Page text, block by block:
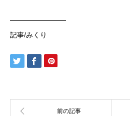
————————
記事/みくり